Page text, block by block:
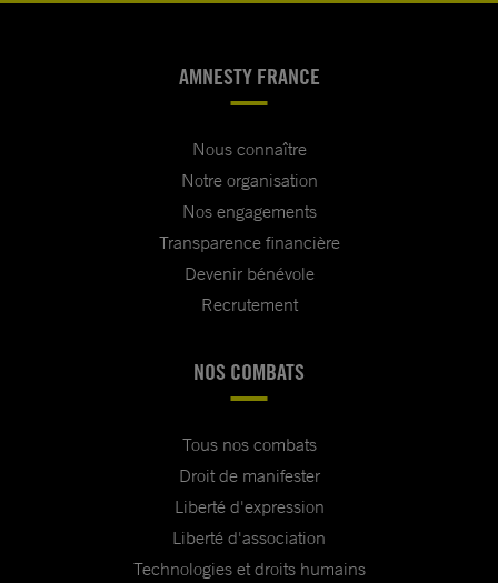
AMNESTY FRANCE
Nous connaître
Notre organisation
Nos engagements
Transparence financière
Devenir bénévole
Recrutement
NOS COMBATS
Tous nos combats
Droit de manifester
Liberté d'expression
Liberté d'association
Technologies et droits humains